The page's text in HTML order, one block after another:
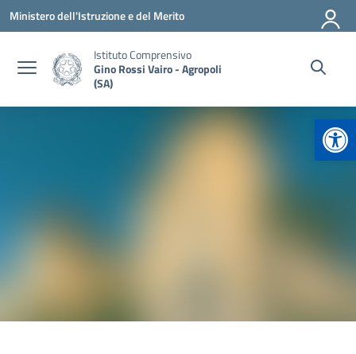
Vai ai contenuti
Vai al menu di navigazione
Vai al footer
Ministero dell'Istruzione e del Merito
Istituto Comprensivo
Gino Rossi Vairo - Agropoli
(SA)